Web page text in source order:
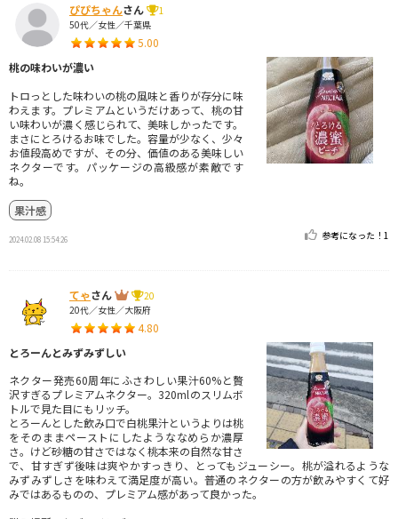
ぴぴちゃんさん
1
50代／女性／千葉県
5.00
桃の味わいが濃い
トロっとした味わいの桃の風味と香りが存分に味
わえます。プレミアムというだけあって、桃の甘
い味わいが濃く感じられて、美味しかったです。
まさにとろけるお味でした。容量が少なく、少々
お値段高めですが、その分、価値のある美味しい
ネクターです。パッケージの高級感が素敵です
ね。
果汁感
2024.02.08 15:54:26 参考になった！ 1
てゃさん
20
20代／女性／大阪府
4.80
とろーんとみずみずしい
ネクター発売60周年にふさわしい果汁60%と贅
沢すぎるプレミアムネクター。320mlのスリムボ
トルで見た目にもリッチ。
とろーんとした飲み口で白桃果汁というよりは桃
をそのままペーストにしたようななめらか濃厚
さ。けど砂糖の甘さではなく桃本来の自然な甘さ
で、甘すぎず後味は爽やかすっきり、とってもジューシー。桃が溢れるような
みずみずしさを味わえて満足度が高い。普通のネクターの方が飲みやすくて好
みではあるものの、プレミアム感があって良かった。